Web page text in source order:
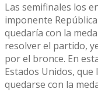
Las semifinales los
imponente
quedaría con la
resolver el partido,
por el bronce. En
Estados Unidos,
quedarse con la